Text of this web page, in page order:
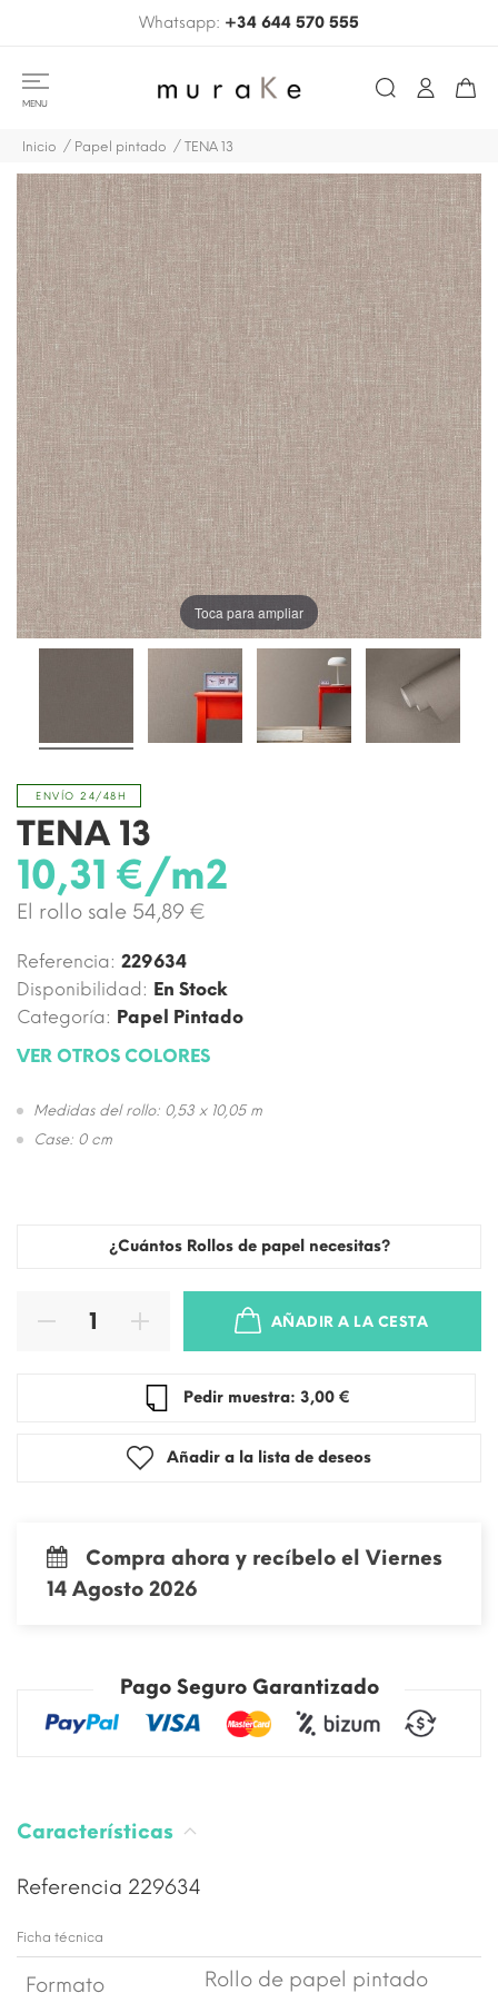
Whatsapp: +34 644 570 555
MENU
Inicio Papel pintado TENA 13
Toca para ampliar
ENVÍO 24/48H
TENA 13
10,31 €/m2
El rollo sale 54,89 €
Referencia: 229634
Disponibilidad: En Stock
Categoría: Papel Pintado
VER OTROS COLORES
Medidas del rollo: 0,53 x 10,05 m
Case: 0 cm
¿Cuántos Rollos de papel necesitas?
AÑADIR A LA CESTA
Pedir muestra: 3,00 €
Añadir a la lista de deseos
Compra ahora y recíbelo el Viernes
14 Agosto 2026
Pago Seguro Garantizado
Características
Referencia 229634
Ficha técnica
Formato Rollo de papel pintado